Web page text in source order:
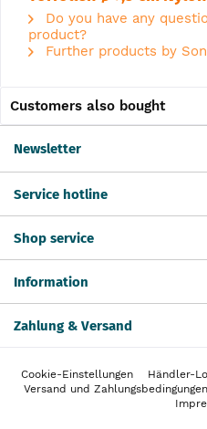
Do you have any
product?
Further products by
Customers also bought
Newsletter
Service hotline
Shop service
Information
Zahlung & Versand
Cookie-Einstellungen Händler-
Versand und Zahlungsbedingungen